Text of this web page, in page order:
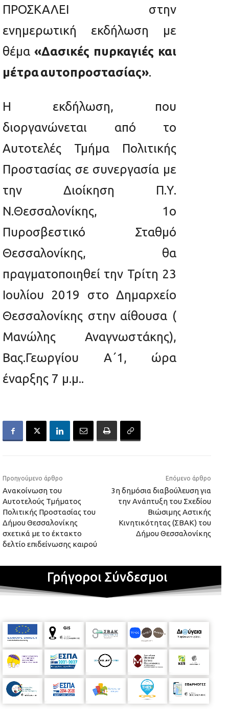
ΠΡΟΣΚΑΛΕΙ στην
ενημερωτική εκδήλωση με
θέμα «Δασικές πυρκαγιές και
μέτρααυτοπροστασίας».
Η εκδήλωση, που
διοργανώνεται από τo
Αυτοτελές Τμήμα Πολιτικής
Προστασίας σε συνεργασία με
την Διοίκηση Π.Υ.
Ν.Θεσσαλονίκης, 1ο
Πυροσβεστικό Σταθμό
Θεσσαλονίκης, θα
πραγματοποιηθεί την Τρίτη 23
Ιουλίου 2019 στο Δημαρχείο
Θεσσαλονίκης στην αίθουσα (
Μανώλης Αναγνωστάκης),
Βας.Γεωργίου Α΄1, ώρα
έναρξης 7 μ.μ..
Προηγούμενο άρθρο
Ανακοίνωση του
Αυτοτελούς Τμήματος
Πολιτικής Προστασίας του
Δήμου Θεσσαλονίκης
σχετικά με το έκτακτο
δελτίο επιδείνωσης καιρού
Επόμενο άρθρο
3η δημόσια διαβούλευση για
την Ανάπτυξη του Σχεδίου
Βιώσιμης Αστικής
Κινητικότητας (ΣΒΑΚ) του
Δήμου Θεσσαλονίκης
Γρήγοροι Σύνδεσμοι